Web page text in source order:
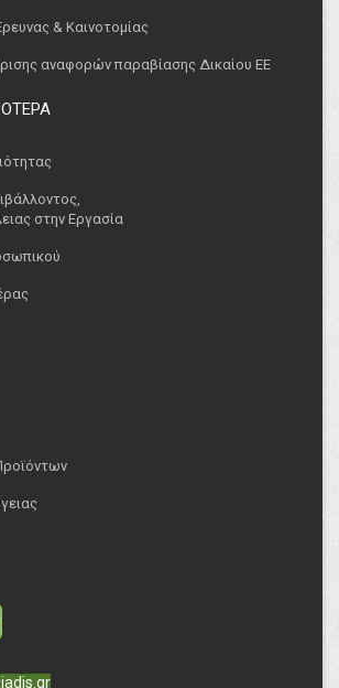
& Καινοτομίας
αναφορών παραβίασης Δικαίου ΕΕ
στην Εργασία
social